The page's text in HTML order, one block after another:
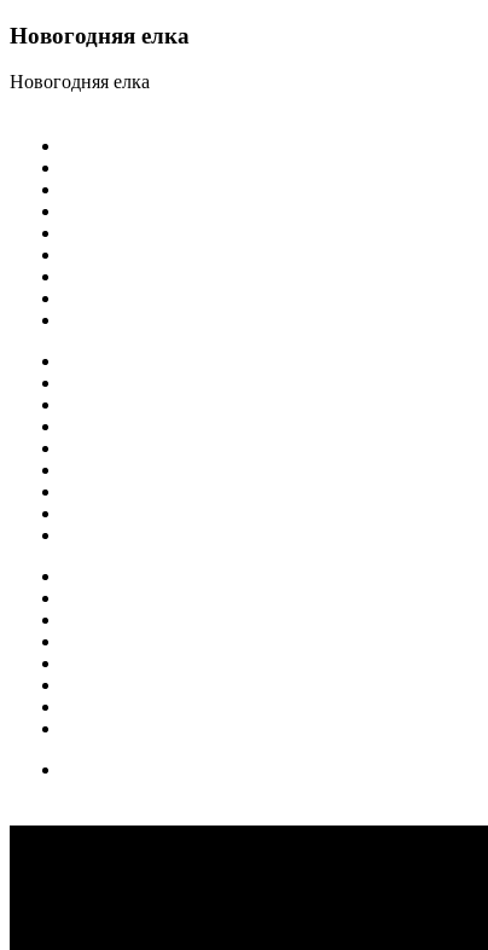
Новогодняя елка
Новогодняя елка